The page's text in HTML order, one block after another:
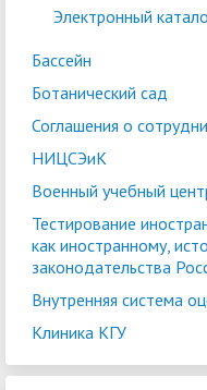
Электронный
Бассейн
Ботанический сад
Соглашения о
НИЦСЭиК
Военный учебный
Тестирование
как иностранному,
законодательства
Внутренняя система
Клиника КГУ